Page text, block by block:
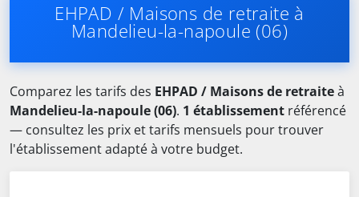
EHPAD / Maisons de retraite à
Mandelieu-la-napoule (06)
Comparez les tarifs des EHPAD / Maisons de retraiteà
Mandelieu-la-napoule (06). 1 établissement référencé
— consultez les prix et tarifs mensuels pour trouver
l'établissement adapté à votre budget.